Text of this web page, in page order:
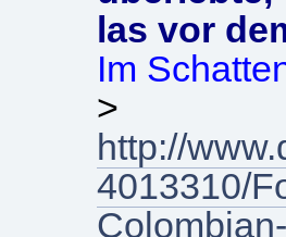
las vor
Im
>
http://
4013310/